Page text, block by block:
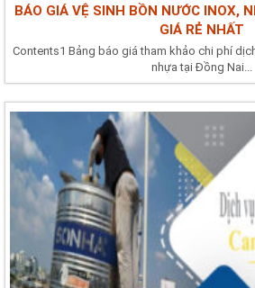
BÁO GIÁ VỆ SINH BỒN NƯỚC INOX,
GIÁ RẺ NHẤT
Contents1 Bảng báo giá tham khảo chi phí
nhựa tại Đồng Nai...